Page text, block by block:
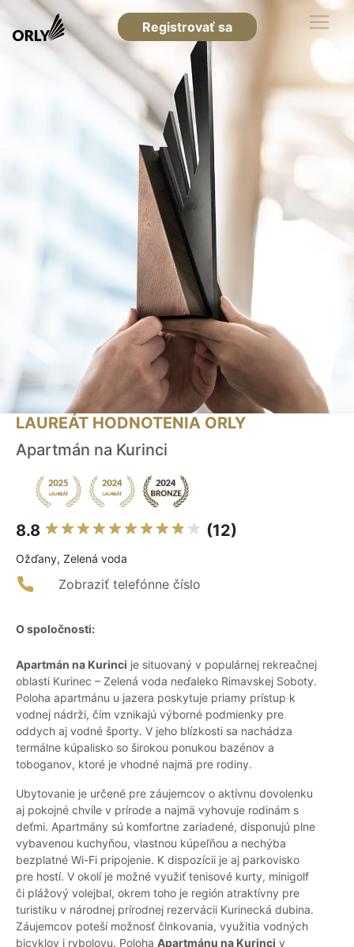
Registrovať sa
LAUREÁT HODNOTENIA ORLY
Apartmán na Kurinci
8.8 (12)
Ožďany, Zelená voda
Zobraziť telefónne číslo
O spoločnosti:
Apartmán na Kurinci je situovaný v populárnej rekreačnej
oblasti Kurinec – Zelená voda neďaleko Rimavskej Soboty.
Poloha apartmánu u jazera poskytuje priamy prístup k
vodnej nádrži, čím vznikajú výborné podmienky pre
oddych aj vodné športy. V jeho blízkosti sa nachádza
termálne kúpalisko so širokou ponukou bazénov a
toboganov, ktoré je vhodné najmä pre rodiny.
Ubytovanie je určené pre záujemcov o aktívnu dovolenku
aj pokojné chvíle v prírode a najmä vyhovuje rodinám s
deťmi. Apartmány sú komfortne zariadené, disponujú plne
vybavenou kuchyňou, vlastnou kúpeľňou a nechýba
bezplatné Wi-Fi pripojenie. K dispozícii je aj parkovisko
pre hostí. V okolí je možné využiť tenisové kurty, minigolf
či plážový volejbal, okrem toho je región atraktívny pre
turistiku v národnej prírodnej rezervácii Kurinecká dubina.
Záujemcov poteší možnosť člnkovania, využitia vodných
bicyklov i rybolovu. Poloha Apartmánu na Kurinci v